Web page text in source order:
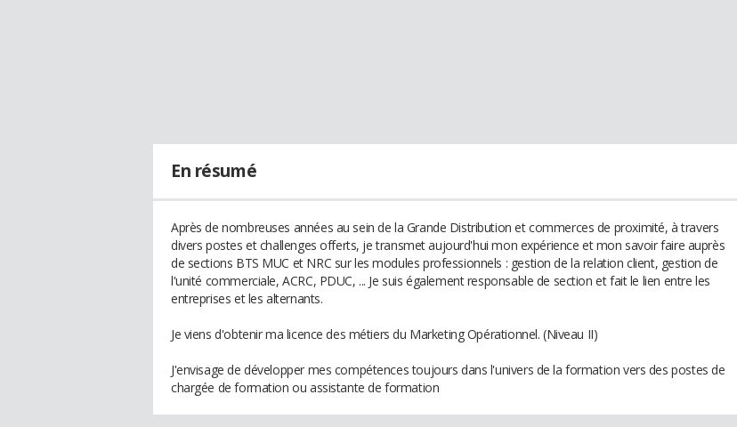
En résumé
Après de nombreuses années au sein de la Grande Distribution et commerces de proximité, à travers
divers postes et challenges offerts, je transmet aujourd'hui mon expérience et mon savoir faire auprès
de sections BTS MUC et NRC sur les modules professionnels : gestion de la relation client, gestion de
l'unité commerciale, ACRC, PDUC, ... Je suis également responsable de section et fait le lien entre les
entreprises et les alternants.
Je viens d'obtenir ma licence des métiers du Marketing Opérationnel. (Niveau II)
J'envisage de développer mes compétences toujours dans l'univers de la formation vers des postes de
chargée de formation ou assistante de formation